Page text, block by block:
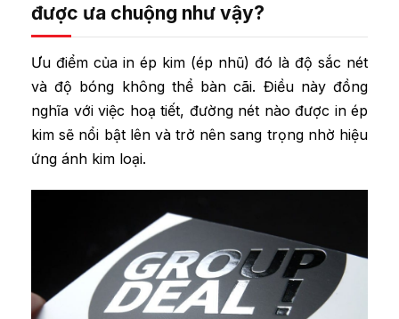
được ưa chuộng như vậy?
Ưu điểm của in ép kim (ép nhũ) đó là độ sắc nét
và độ bóng không thể bàn cãi. Điều này đồng
nghĩa với việc hoạ tiết, đường nét nào được in ép
kim sẽ nổi bật lên và trở nên sang trọng nhờ hiệu
ứng ánh kim loại.